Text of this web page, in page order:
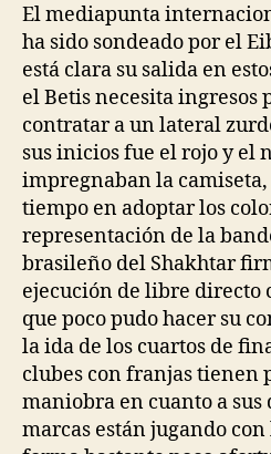
El mediapunta
ha sido sondeado por el
está clara su salida en
el Betis necesita ingresos
contratar a un lateral
sus inicios fue el rojo y el
impregnaban la
tiempo en adoptar los
representación de la
brasileño del Shakhtar
ejecución de libre directo
que poco pudo hacer su
la ida de los cuartos de
clubes con franjas tienen
maniobra en cuanto a sus
marcas están jugando